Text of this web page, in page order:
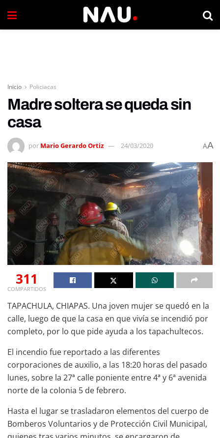
Inicio Policiacas
Madre soltera se queda sin
casa
por Mario Gerardo Ortiz 24/03/2020 AA
311
COMPARTIDOS
TAPACHULA, CHIAPAS. Una joven mujer se quedó en la
calle, luego de que la casa en que vivía se incendió por
completo, por lo que pide ayuda a los tapachultecos.
El incendio fue reportado a las diferentes
corporaciones de auxilio, a las 18:20 horas del pasado
lunes, sobre la 27ª calle poniente entre 4ª y 6ª avenida
norte de la colonia 5 de febrero.
Hasta el lugar se trasladaron elementos del cuerpo de
Bomberos Voluntarios y de Protección Civil Municipal,